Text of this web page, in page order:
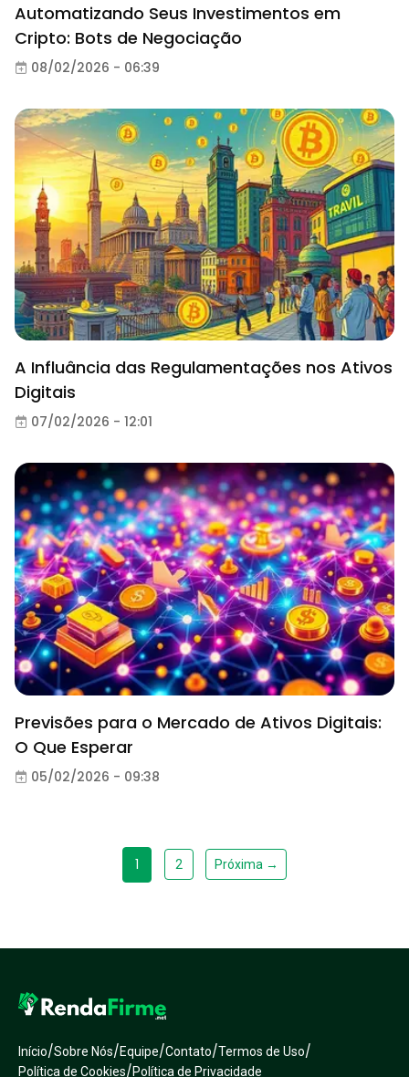
Automatizando Seus Investimentos em
Cripto: Bots de Negociação
08/02/2026 - 06:39
A Influância das Regulamentações nos Ativos
Digitais
07/02/2026 - 12:01
Previsões para o Mercado de Ativos Digitais:
O Que Esperar
05/02/2026 - 09:38
1 2 Próxima →
Início/Sobre Nós/Equipe/Contato/Termos de Uso/
Política de Cookies/Política de Privacidade